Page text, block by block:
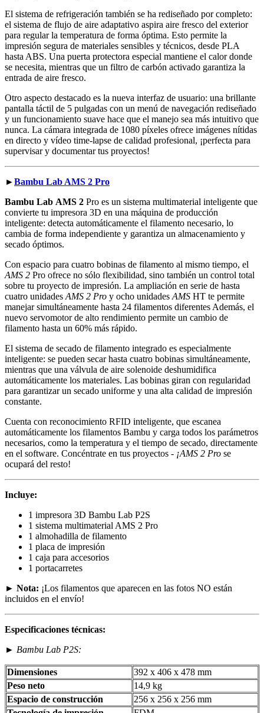
El sistema de refrigeración también se ha rediseñado por completo:
el sistema de flujo de aire adaptativo aspira aire fresco del exterior
para regular la temperatura de forma óptima. Esto permite la
impresión segura de materiales sensibles y técnicos, desde PLA
hasta ABS. Una puerta protectora especial mantiene el calor donde
se necesita, mientras que un filtro de carbón activado garantiza la
entrada de aire fresco.
Otro aspecto destacado es la nueva interfaz de usuario: una brillante
pantalla táctil de 5 pulgadas con un menú de navegación rediseñado
y un funcionamiento suave hace que el manejo sea más intuitivo que
nunca. La cámara integrada de 1080 píxeles ofrece imágenes nítidas
en directo y vídeo time-lapse de calidad profesional, ¡perfecta para
supervisar y documentar tus proyectos!
►Bambu Lab AMS 2 Pro
Bambu Lab AMS 2 Pro es un sistema multimaterial inteligente que
convierte tu impresora 3D en una máquina de producción
inteligente: detecta automáticamente el filamento necesario, lo
cambia de forma independiente y garantiza un almacenamiento y
secado óptimos.
Con espacio para cuatro bobinas de filamento al mismo tiempo, el
AMS 2 Pro ofrece no sólo flexibilidad, sino también un control total
sobre tu proyecto de impresión. La ampliación en serie de hasta
cuatro unidades AMS 2 Pro y ocho unidades AMS HT te permite
manejar simultáneamente hasta 24 filamentos diferentes Además, el
nuevo servomotor de alto rendimiento permite un cambio de
filamento hasta un 60% más rápido.
El sistema de secado de filamento integrado es especialmente
inteligente: se pueden secar hasta cuatro bobinas simultáneamente,
mientras que una válvula de aire solenoide deshumidifica
automáticamente los materiales. Las bobinas giran con regularidad
para garantizar un secado uniforme y una alta calidad de impresión
constante.
Cuenta con reconocimiento RFID inteligente, que escanea
automáticamente los filamentos Bambu y carga todos los parámetros
necesarios, como la temperatura y el tiempo de secado, directamente
en el software. Concéntrate en tus proyectos - ¡AMS 2 Pro se
ocupará del resto!
Incluye:
1 impresora 3D Bambu Lab P2S
1 sistema multimaterial AMS 2 Pro
1 almohadilla de filamento
1 placa de impresión
1 caja para accesorios
1 portacarretes
► Nota: ¡Los filamentos que aparecen en las fotos NO están
incluidos en el envío!
Especificaciones técnicas:
► Bambu Lab P2S:
Dimensiones
392 x 406 x 478 mm
Peso neto
14,9 kg
Espacio de construcción
256 x 256 x 256 mm